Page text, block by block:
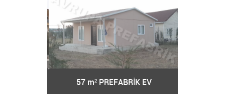
57 m² PREFABRİK EV